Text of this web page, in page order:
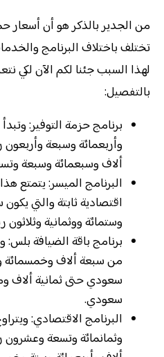
من الجدير بالذكر هو أن أسعار
تختلف باختلاف البرنامج
لهذا السبب جئنا لكم الآن لكي
بالتفصيل:
برنامج حزمة التوفير:
وأربعمائة وسبعة
ألاف وسبعمائة وسبعة
البرنامج الميسر: يتمتع
اقتصادية ثابتة والتي
وستمائة ووثمانية
برنامج باقة الضيافة بلس:
من سبعة ألاف وخمسمائة
سعودي حتى ثمانية ألاف
سعودي.
البرنامج الاقتصادي:
وثمانمائة وتسعة